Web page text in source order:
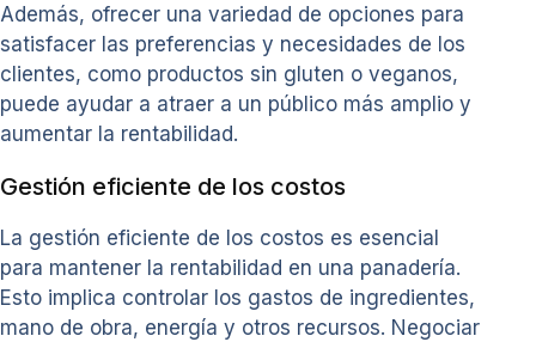
Además, ofrecer una variedad de opciones para
satisfacer las preferencias y necesidades de los
clientes, como productos sin gluten o veganos,
puede ayudar a atraer a un público más amplio y
aumentar la rentabilidad.
Gestión eficiente de los costos
La gestión eficiente de los costos es esencial
para mantener la rentabilidad en una panadería.
Esto implica controlar los gastos de ingredientes,
mano de obra, energía y otros recursos. Negociar